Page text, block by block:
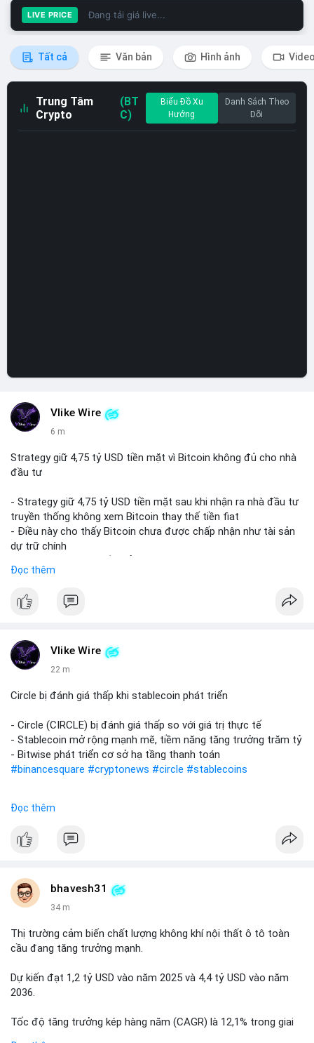
LIVE PRICE Đang tải giá live...
Tất cả Văn bản Hình ảnh
Trung Tâm
Crypto
(BT
C)
Biểu Đồ Xu
Hướng
Danh Sách Theo
Dõi
Vlike Wire
6 m
Strategy giữ 4,75 tỷ USD tiền mặt vì Bitcoin không đủ cho nhà
đầu tư
- Strategy giữ 4,75 tỷ USD tiền mặt sau khi nhận ra nhà đầu tư
truyền thống không xem Bitcoin thay thế tiền fiat
- Điều này cho thấy Bitcoin chưa được chấp nhận như tài sản
dự trữ chính
📰 Nguồn: CoinDesk
Đọc thêm
Vlike Wire
22 m
Circle bị đánh giá thấp khi stablecoin phát triển
- Circle (CIRCLE) bị đánh giá thấp so với giá trị thực tế
- Stablecoin mở rộng mạnh mẽ, tiềm năng tăng trưởng trăm tỷ
- Bitwise phát triển cơ sở hạ tầng thanh toán
#binancesquare #cryptonews #circle #stablecoins
Đọc thêm
bhavesh31
34 m
Thị trường cảm biến chất lượng không khí nội thất ô tô toàn
cầu đang tăng trưởng mạnh.
Dự kiến đạt 1,2 tỷ USD vào năm 2025 và 4,4 tỷ USD vào năm
2036.
Tốc độ tăng trưởng kép hàng năm (CAGR) là 12,1% trong giai